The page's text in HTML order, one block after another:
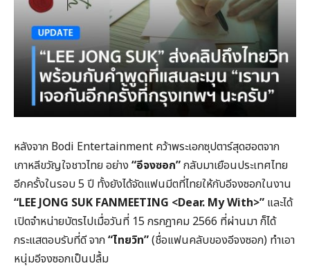
หลังจาก Bodi Entertainment คว้าพระเอกซุปตาร์สุดฮอตจาก
เกาหลีขวัญใจชาวไทย อย่าง “อีจงซอก”กลับมาเยือนประเทศไทย
อีกครั้งในรอบ 5 ปี ทั้งยังได้จัดแฟนมีตที่ไทยให้กับอีจงซอกในงาน
“LEE JONG SUK FANMEETING <Dear. My With>” และได้
เปิดจำหน่ายบัตรไปเมื่อวันที่ 15 กรกฎาคม 2566 ที่ผ่านมา ก็ได้
กระแสตอบรับที่ดี จาก“ไทยวิท”(ชื่อแฟนคลับของอีจงซอก) ทำเอา
หนุ่มอีจงซอกเป็นปลื้ม